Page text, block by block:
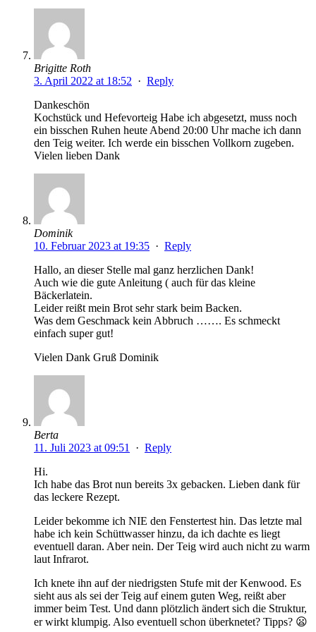
Brigitte Roth
3. April 2022 at 18:52 · Reply
Dankeschön
Kochstück und Hefevorteig Habe ich abgesetzt, muss noch
ein bisschen Ruhen heute Abend 20:00 Uhr mache ich dann
den Teig weiter. Ich werde ein bisschen Vollkorn zugeben.
Vielen lieben Dank
Dominik
10. Februar 2023 at 19:35 · Reply
Hallo, an dieser Stelle mal ganz herzlichen Dank!
Auch wie die gute Anleitung ( auch für das kleine
Bäckerlatein.
Leider reißt mein Brot sehr stark beim Backen.
Was dem Geschmack kein Abbruch ……. Es schmeckt
einfach super gut!
Vielen Dank Gruß Dominik
Berta
11. Juli 2023 at 09:51
· Reply
Hi.
Ich habe das Brot nun bereits 3x gebacken. Lieben dank für
das leckere Rezept.
Leider bekomme ich NIE den Fenstertest hin. Das letzte mal
habe ich kein Schüttwasser hinzu, da ich dachte es liegt
eventuell daran. Aber nein. Der Teig wird auch nicht zu warm
laut Infrarot.
Ich knete ihn auf der niedrigsten Stufe mit der Kenwood. Es
sieht aus als sei der Teig auf einem guten Weg, reißt aber
immer beim Test. Und dann plötzlich ändert sich die Struktur,
er wirkt klumpig. Also eventuell schon überknetet? Tipps? 😦